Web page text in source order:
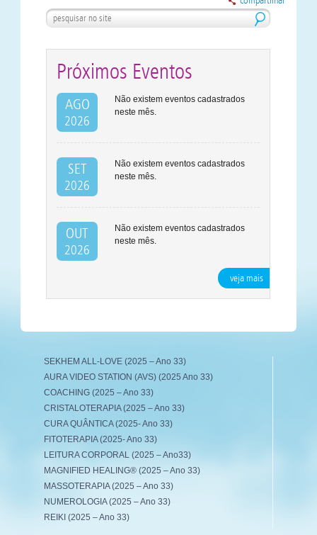
Próximos Eventos
AGO
2026
Não existem eventos cadastrados
neste mês.
SET
2026
Não existem eventos cadastrados
neste mês.
OUT
2026
Não existem eventos cadastrados
neste mês.
veja mais
SEKHEM ALL-LOVE (2025 – Ano 33)
AURA VIDEO STATION (AVS) (2025 Ano 33)
COACHING (2025 – Ano 33)
CRISTALOTERAPIA (2025 – Ano 33)
CURA QUÂNTICA (2025- Ano 33)
FITOTERAPIA (2025- Ano 33)
LEITURA CORPORAL (2025 – Ano33)
MAGNIFIED HEALING® (2025 – Ano 33)
MASSOTERAPIA (2025 – Ano 33)
NUMEROLOGIA (2025 – Ano 33)
REIKI (2025 – Ano 33)